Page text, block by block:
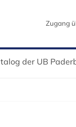
Zugang
der UB